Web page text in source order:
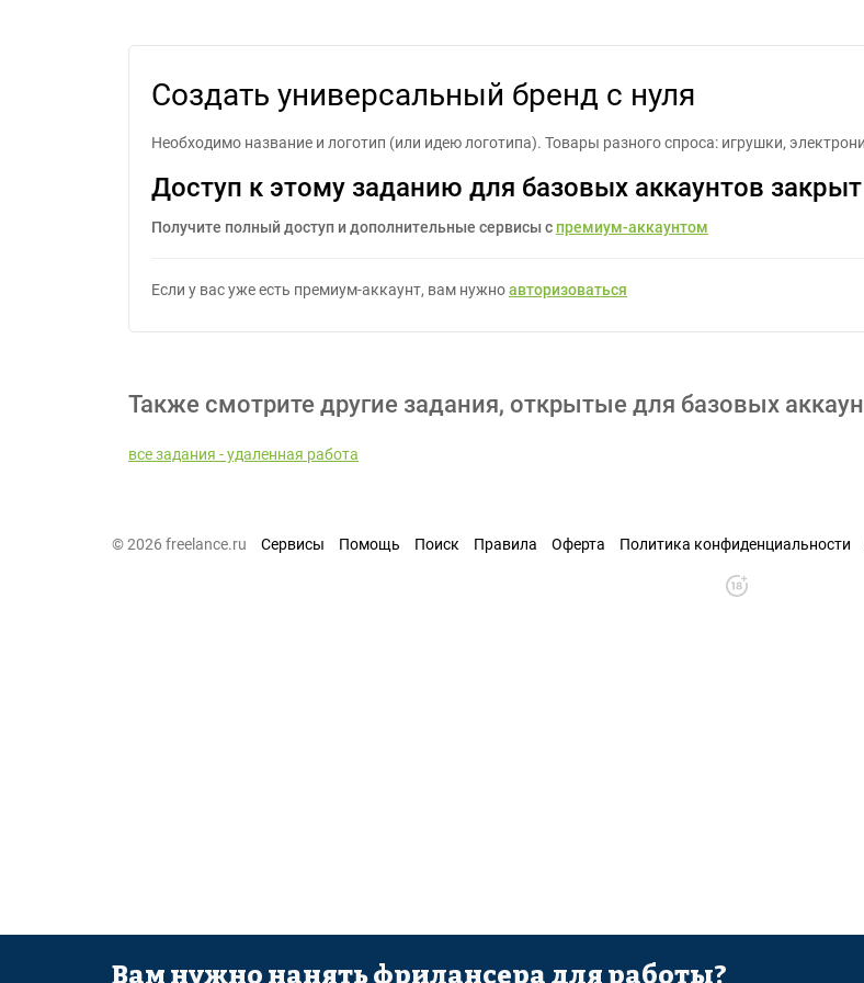
Создать универсальный бренд с нуля
Необходимо название и логотип (или идею логотипа). Товары разного спроса: игрушки,
Доступ к этому заданию для базовых аккаунтов закрыт
Получите полный доступ и дополнительные сервисы с премиум-аккаунтом
Если у вас уже есть премиум-аккаунт, вам нужноавторизоваться
Также смотрите другие задания, открытые для базовых
все задания - удаленная работа
© 2026 freelance.ru Сервисы Помощь Поиск Правила Оферта Политика конфиденциальности
Вам нужно нанять фрилансера для работы?